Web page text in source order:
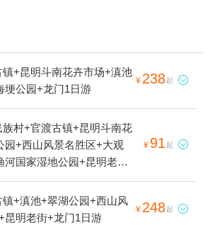
镇+昆明斗南花卉市场+滇池
埂公园+龙门1日游
¥ 238起 
族村+官渡古镇+昆明斗南花
园+西山风景名胜区+大观
河国家湿地公园+昆明老街
¥ 91 起 
镇+滇池+翠湖公园+西山风
昆明老街+龙门1日游
¥ 248起 